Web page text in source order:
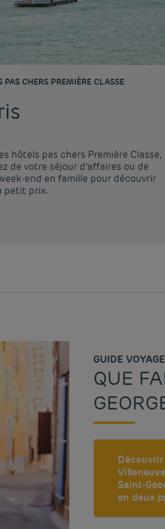
PAS CHERS PREMIÈRE CLASSE
hôtels pas chers Première Classe,
de votre séjour d’affaires ou de
end en famille pour découvrir
petit prix.
GUIDE VOYAGE
QUE
Découvrir
Saint-
en deux